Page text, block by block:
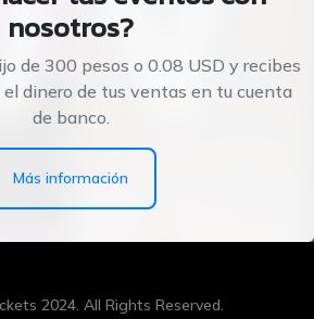
nosotros?
de 300 pesos o 0.08 USD y recibes
dinero de tus ventas en tu cuenta
de banco.
Más información
2024. All Rights Reserved.